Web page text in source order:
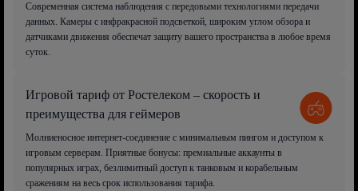
Современная система наблюдения с передовыми технологиями передачи
данных. Камеры с инфракрасной подсветкой, широким углом обзора и
датчиками движения обеспечат защиту вашего пространства в любое время
суток.
Игровой тариф от Ростелеком – скорость и
преимущества для геймеров
Молниеносное интернет-соединение с минимальным пингом и доступом к
игровым серверам. Приятные бонусы: премиальные аккаунты в
популярных играх, безлимитный доступ к танковым и корабельным
сражениям на весь срок использования тарифа.